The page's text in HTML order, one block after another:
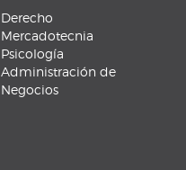
Derecho
Mercadotecnia
Psicología
Administración de
Negocios